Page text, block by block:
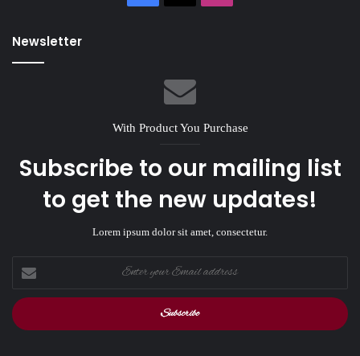
Newsletter
With Product You Purchase
Subscribe to our mailing list
to get the new updates!
Lorem ipsum dolor sit amet, consectetur.
your
Email
address